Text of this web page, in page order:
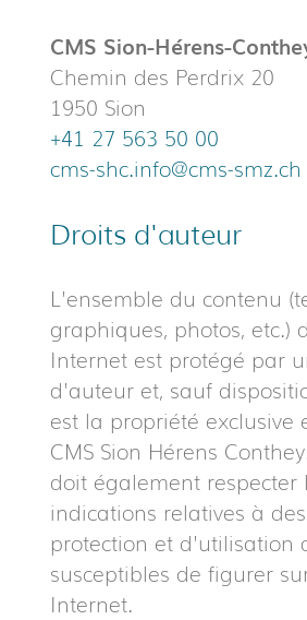
CMS Sion-Hérens-
Chemin des Perdrix 20
1950 Sion
+41 27 563 50 00
cms-shc.info@cms-smz.ch
Droits d'auteur
L'ensemble du contenu
graphiques, photos, etc.)
Internet est protégé par
d'auteur et, sauf
est la propriété exclusive
CMS Sion Hérens
doit également respecter
indications relatives à
protection et d'utilisation
susceptibles de figurer
Internet.